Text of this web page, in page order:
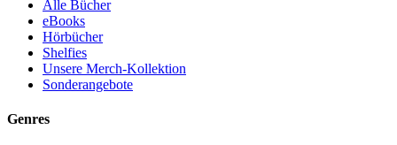
Alle Bücher
eBooks
Hörbücher
Shelfies
Unsere Merch-Kollektion
Sonderangebote
Genres